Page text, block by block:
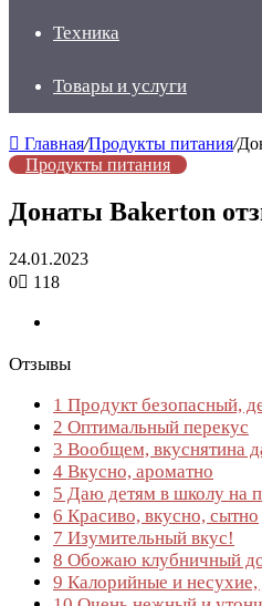
Техника
Товары и услуги
Главная/Продукты питания/
Продукты питания
Донаты Bakerton
24.01.2023
0
118
Отзывы
1 Продукт безопасный,
2 Оптимальный перекус
3 Вообщем, вкуснятина
4 Вкусно, ароматно
5 Даю детям в школу на
6 Красиво, вкусно, сытно
7 Изумительный вкус!
8 Обожаю клубничный
9 Калорийные и несухие,